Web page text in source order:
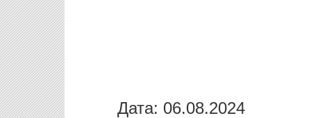
Дата: 06.08.2024